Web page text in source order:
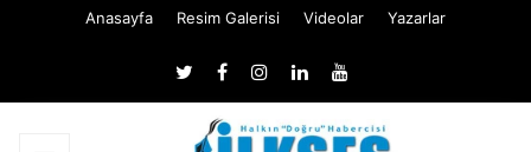
Anasayfa Resim Galerisi Videolar Yazarlar